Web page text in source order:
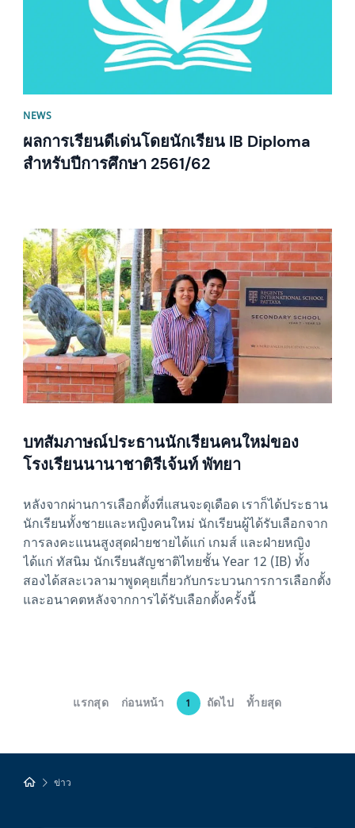
NEWS
ผลการเรียนดีเด่นโดยนักเรียน IB Diploma
สำหรับปีการศึกษา 2561/62
News image
บทสัมภาษณ์ประธานนักเรียนคนใหม่ของ
โรงเรียนนานาชาติรีเจ้นท์ พัทยา
หลังจากผ่านการเลือกตั้งที่แสนจะดุเดือด เราก็ได้ประธาน
นักเรียนทั้งชายและหญิงคนใหม่ นักเรียนผู้ได้รับเลือกจาก
การลงคะแนนสูงสุดฝ่ายชายได้แก่ เกมส์ และฝ่ายหญิง
ได้แก่ ทัสนิม นักเรียนสัญชาติไทยชั้น Year 12 (IB) ทั้ง
สองได้สละเวลามาพูดคุยเกี่ยวกับกระบวนการการเลือกตั้ง
และอนาคตหลังจากการได้รับเลือกตั้งครั้งนี้
แรกสุด ก่อนหน้า 1 ถัดไป ทั้ายสุด
ข่าว